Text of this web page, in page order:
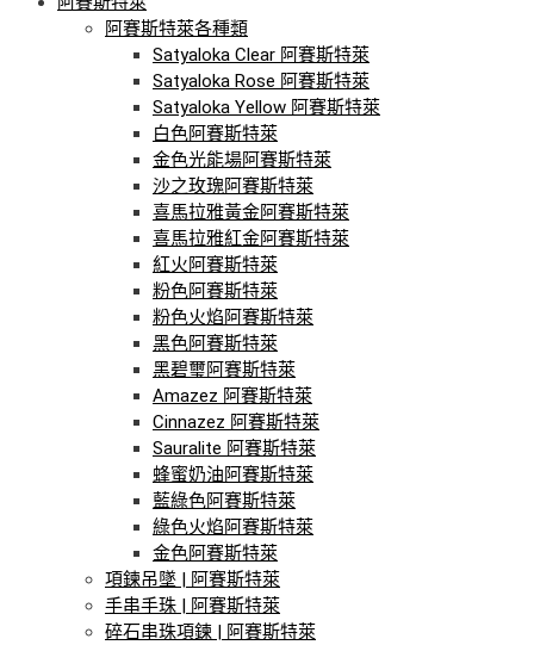
阿賽斯特萊各種類
Satyaloka Clear 阿賽斯特萊
Satyaloka Rose 阿賽斯特萊
Satyaloka Yellow 阿賽斯特萊
白色阿賽斯特萊
金色光能場阿賽斯特萊
沙之玫瑰阿賽斯特萊
喜馬拉雅黃金阿賽斯特萊
喜馬拉雅紅金阿賽斯特萊
紅火阿賽斯特萊
粉色阿賽斯特萊
粉色火焰阿賽斯特萊
黑色阿賽斯特萊
黑碧璽阿賽斯特萊
Amazez 阿賽斯特萊
Cinnazez 阿賽斯特萊
Sauralite 阿賽斯特萊
蜂蜜奶油阿賽斯特萊
藍綠色阿賽斯特萊
綠色火焰阿賽斯特萊
金色阿賽斯特萊
項鍊吊墜 | 阿賽斯特萊
手串手珠 | 阿賽斯特萊
碎石串珠項鍊 | 阿賽斯特萊